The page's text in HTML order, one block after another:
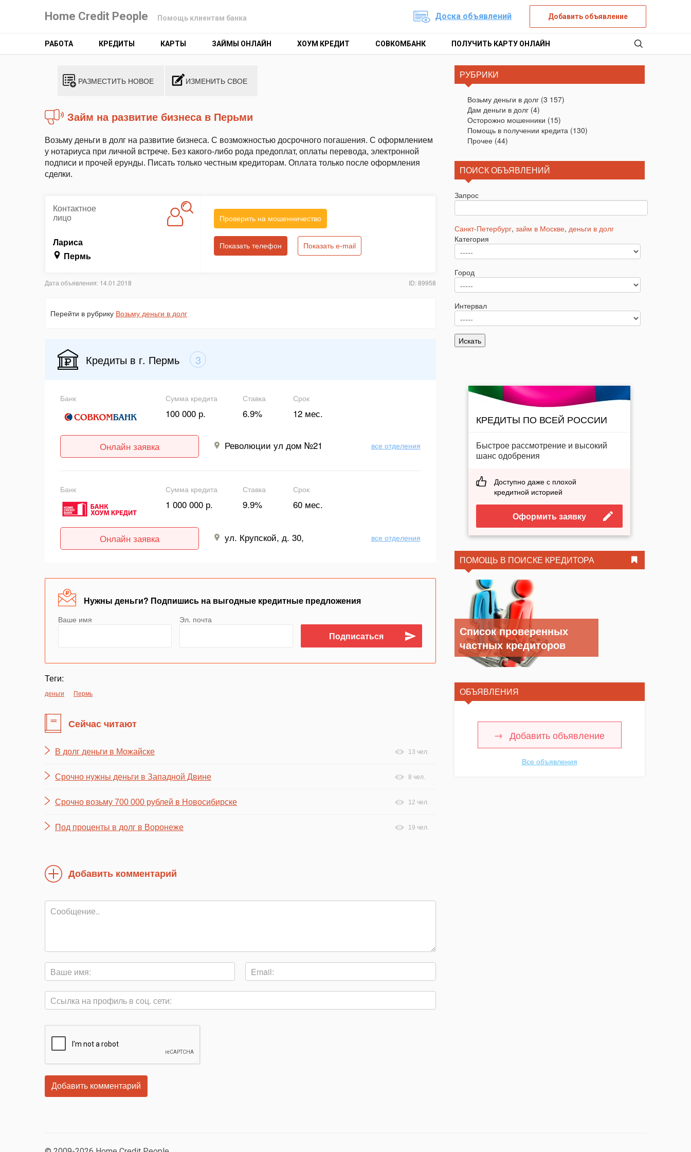
Home Credit People Помощь клиентам банка Доска объявлений Добавить объявление
РАБОТА КРЕДИТЫ КАРТЫ ЗАЙМЫ ОНЛАЙН ХОУМ КРЕДИТ СОВКОМБАНК ПОЛУЧИТЬ КАРТУ ОНЛАЙН
РАЗМЕСТИТЬ НОВОЕ ИЗМЕНИТЬ СВОЕ
Займ на развитие бизнеса в Перьми
Возьму деньги в долг на развитие бизнеса. С возможностью досрочного погашения. С оформлением
у нотариуса при личной встрече. Без какого-либо рода предоплат, оплаты перевода, электронной
подписи и прочей ерунды. Писать только честным кредиторам. Оплата только после оформления
сделки.
Контактное
лицо
Лариса
Пермь
Проверить на мошенничество
Показать телефон Показать e-mail
Дата объявления: 14.01.2018 ID: 89958
Перейти в рубрику Возьму деньги в долг
Кредиты в г. Пермь 3
Банк Сумма кредита
100 000 р.
Ставка
6.9%
Срок
12 мес.
Онлайн заявка Революции ул дом №21 все отделения
Банк Сумма кредита
1 000 000 р.
Ставка
9.9%
Срок
60 мес.
Онлайн заявка ул. Крупской, д. 30, все отделения
Нужны деньги? Подпишись на выгодные кредитные предложения
Ваше имя Эл. почта
Теги:
деньги Пермь
Сейчас читают
В долг деньги в Можайске 13 чел.
Срочно нужны деньги в Западной Двине 8 чел.
Срочно возьму 700 000 рублей в Новосибирске 12 чел.
Под проценты в долг в Воронеже 19 чел.
Добавить комментарий
РУБРИКИ
Возьму деньги в долг(3 157)
Дам деньги в долг(4)
Осторожно мошенники (15)
Помощь в получении кредита(130)
Прочее(44)
ПОИСК ОБЪЯВЛЕНИЙ
Запрос
Санкт-Петербург, займ в Москве, деньги в долг
Категория
Город
Интервал
КРЕДИТЫ ПО ВСЕЙ РОССИИ
Быстрое рассмотрение и высокий
шанс одобрения
Доступно даже с плохой
кредитной историей
Оформить заявку
ПОМОЩЬ В ПОИСКЕ КРЕДИТОРА
Список проверенных
частных кредиторов
ОБЪЯВЛЕНИЯ
Добавить объявление
Все объявления